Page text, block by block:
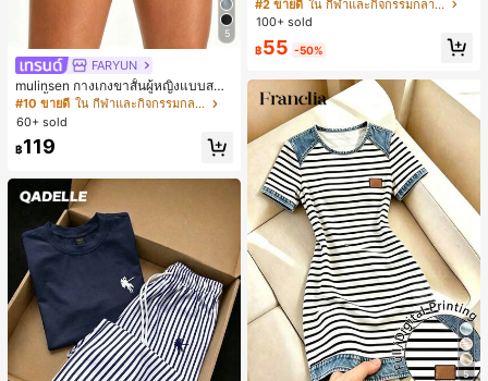
5
FARYUN
mulinsen กางเกงขาสั้นผู้หญิงแบบสบา
ยๆ สีพื้น หลวม อเนกประสงค์ กางเกงขา
สั้นกีฬา 2-In-1 สำหรับวิ่ง ฟิตเนส และก
ารฝึกซ้อมกีฬาในฤดูร้อน
#10 ขายดี
ใน กีฬาและกิจกรรมกลางแจ้ง
60+ sold
฿119
ลำลองกีฬาฤดูร้อน ความยาว 3/4
#2 ขายดี
ใน กีฬาและกิจกรรมกลางแจ้ง
100+ sold
฿55 -50%
5